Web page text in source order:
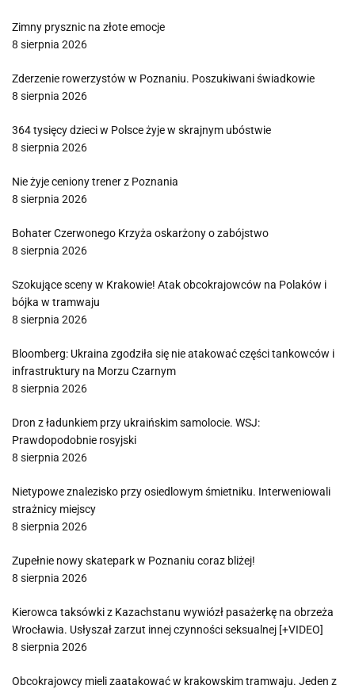
Zimny prysznic na złote emocje
8 sierpnia 2026
Zderzenie rowerzystów w Poznaniu. Poszukiwani świadkowie
8 sierpnia 2026
364 tysięcy dzieci w Polsce żyje w skrajnym ubóstwie
8 sierpnia 2026
Nie żyje ceniony trener z Poznania
8 sierpnia 2026
Bohater Czerwonego Krzyża oskarżony o zabójstwo
8 sierpnia 2026
Szokujące sceny w Krakowie! Atak obcokrajowców na Polaków i
bójka w tramwaju
8 sierpnia 2026
Bloomberg: Ukraina zgodziła się nie atakować części tankowców i
infrastruktury na Morzu Czarnym
8 sierpnia 2026
Dron z ładunkiem przy ukraińskim samolocie. WSJ:
Prawdopodobnie rosyjski
8 sierpnia 2026
Nietypowe znalezisko przy osiedlowym śmietniku. Interweniowali
strażnicy miejscy
8 sierpnia 2026
Zupełnie nowy skatepark w Poznaniu coraz bliżej!
8 sierpnia 2026
Kierowca taksówki z Kazachstanu wywiózł pasażerkę na obrzeża
Wrocławia. Usłyszał zarzut innej czynności seksualnej [+VIDEO]
8 sierpnia 2026
Obcokrajowcy mieli zaatakować w krakowskim tramwaju. Jeden z